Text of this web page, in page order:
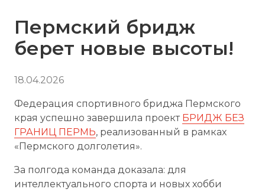
Пермский бридж
берет новые высоты!
18.04.2026
Федерация спортивного бриджа Пермского
края успешно завершила проект БРИДЖ БЕЗ
ГРАНИЦ ПЕРМЬ, реализованный в рамках
«Пермского долголетия».
За полгода команда доказала: для
интеллектуального спорта и новых хобби